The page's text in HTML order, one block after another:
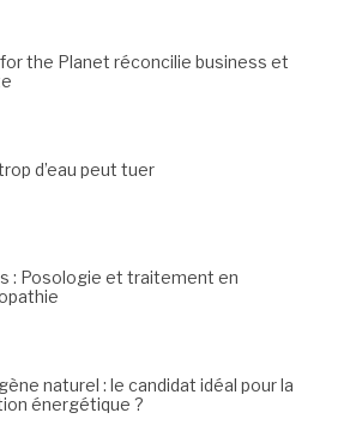
the Planet réconcilie business et
d’eau peut tuer
: Posologie et traitement en
naturel : le candidat idéal pour la
énergétique ?